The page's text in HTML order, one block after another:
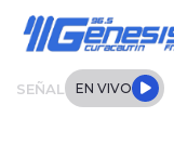
SEÑAL EN VIVO